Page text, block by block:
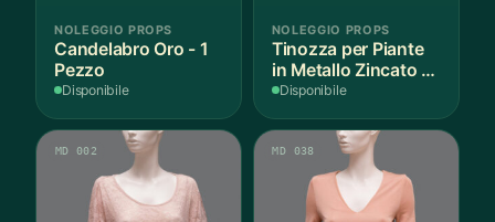
NOLEGGIO PROPS
Candelabro Oro - 1
Pezzo
Disponibile
NOLEGGIO PROPS
Tinozza per Piante
in Metallo Zincato -
3 Pezzi
Disponibile
MD 002 MD 038